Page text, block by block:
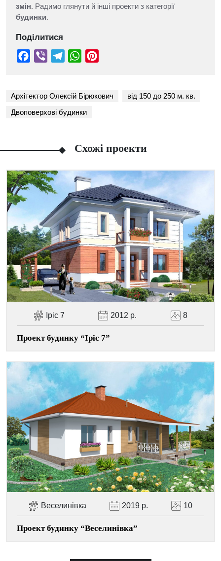
змін. Радимо глянути й інші проекти з категорії
будинки.
Поділитися
Facebook
Viber TelegramWhatsApp
Pinterest
Архітектор Олексій Бірюкович
від 150 до 250 м. кв.
Двоповерхові будинки
Схожі проекти
Iріс 7 2012 р. 8
Проект будинку “Iріс 7”
Веселинівка 2019 р. 10
Проект будинку “Веселинівка”